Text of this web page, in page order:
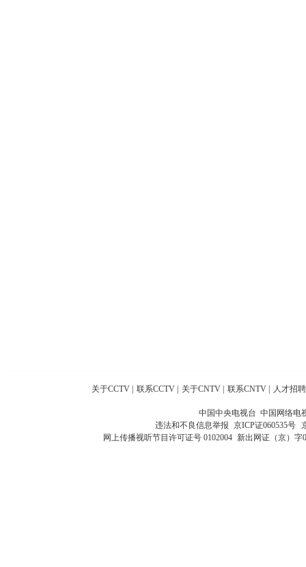
关于CCTV 联系CCTV 关于CNTV 联系CNTV 人才招聘
中国中央电视台 中国网络电
违法和不良信息举报 京ICP证060535号
网上传播视听节目许可证号 0102004 新出网证（京）